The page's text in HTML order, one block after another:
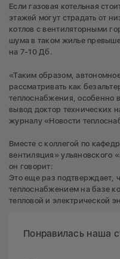
Если газовая котельная
этажей могут страдать от
котлов с вентиляторными
шума в таком жилье
на 7-10 Дб.
«Таким образом,
рассматривать как
теплоснабжения, особенно
вывод доктор технических
журналу «Новости
Вместе с коллегой по
вентиляция» ульяновского
он говорит:
Это еще раз подтверждает,
теплоснабжением на базе
тепловой и электрической
Понравилась наша